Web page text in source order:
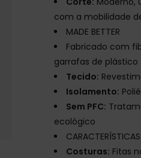
com a mobilidade
MADE BETTER
Fabricado com
garrafas de plástico
Tecido:
Isolamento:
Sem PFC:
ecológico
CARACTERÍSTICAS
Costuras: Fitas